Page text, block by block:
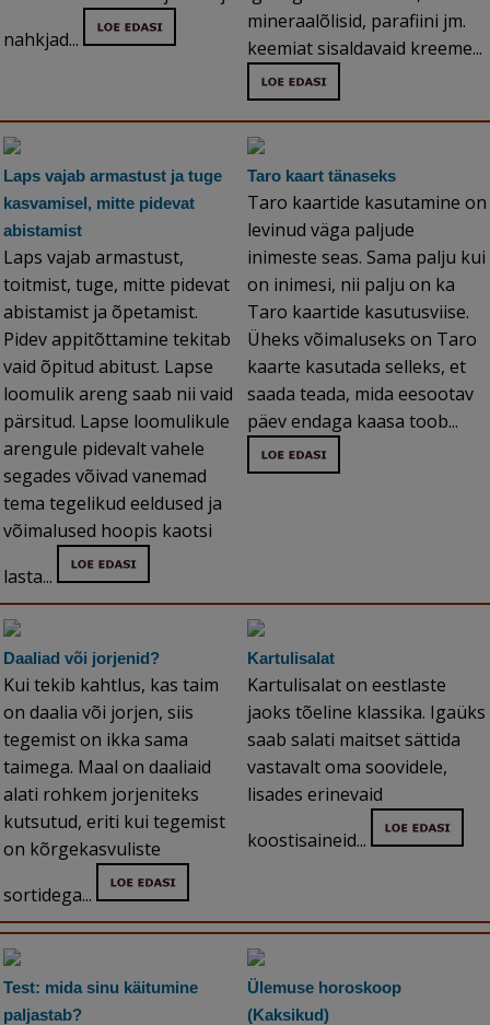
nahkjad...
mineraalõlisid, parafiini jm.
keemiat sisaldavaid kreeme...
Laps vajab armastust ja tuge
kasvamisel, mitte pidevat
abistamist
Laps vajab armastust,
toitmist, tuge, mitte pidevat
abistamist ja õpetamist.
Pidev appitõttamine tekitab
vaid õpitud abitust. Lapse
loomulik areng saab nii vaid
pärsitud. Lapse loomulikule
arengule pidevalt vahele
segades võivad vanemad
tema tegelikud eeldused ja
võimalused hoopis kaotsi
lasta...
Taro kaart tänaseks
Taro kaartide kasutamine on
levinud väga paljude
inimeste seas. Sama palju kui
on inimesi, nii palju on ka
Taro kaartide kasutusviise.
Üheks võimaluseks on Taro
kaarte kasutada selleks, et
saada teada, mida eesootav
päev endaga kaasa toob...
Daaliad või jorjenid?
Kui tekib kahtlus, kas taim
on daalia või jorjen, siis
tegemist on ikka sama
taimega. Maal on daaliaid
alati rohkem jorjeniteks
kutsutud, eriti kui tegemist
on kõrgekasvuliste
sortidega...
Kartulisalat
Kartulisalat on eestlaste
jaoks tõeline klassika. Igaüks
saab salati maitset sättida
vastavalt oma soovidele,
lisades erinevaid
koostisaineid...
Test: mida sinu käitumine
paljastab?
Ülemuse horoskoop
(Kaksikud)